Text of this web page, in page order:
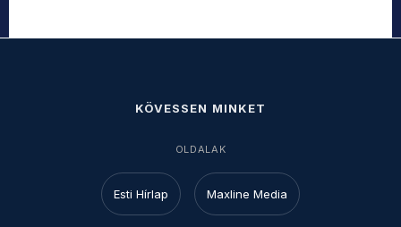
KÖVESSEN MINKET
OLDALAK
Esti Hírlap Maxline Media